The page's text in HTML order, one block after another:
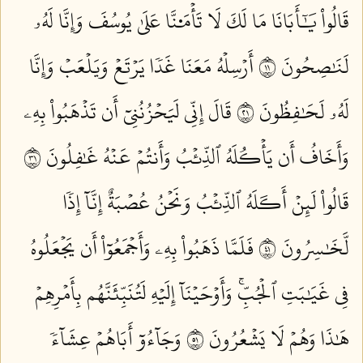
قَالُواْ يَٰٓأَبَانَا مَا لَكَ لَا تَأۡمَ۬نَّا عَلَىٰ يُوسُفَ وَإِنَّا لَهُۥ
لَنَٰصِحُونَ ١١
أَرۡسِلۡهُ مَعَنَا غَدٗا يَرۡتَعۡ وَيَلۡعَبۡ وَإِنَّا
لَهُۥ لَحَٰفِظُونَ ١٢
قَالَ إِنِّي لَيَحۡزُنُنِيٓ أَن تَذۡهَبُواْ بِهِۦ
وَأَخَافُ أَن يَأۡكُلَهُ ٱلذِّئۡبُ وَأَنتُمۡ عَنۡهُ غَٰفِلُونَ ١٣
قَالُواْ لَئِنۡ أَكَلَهُ ٱلذِّئۡبُ وَنَحۡنُ عُصۡبَةٌ إِنَّآ إِذٗا
لَّخَٰسِرُونَ ١٤
فَلَمَّا ذَهَبُواْ بِهِۦ وَأَجۡمَعُوٓاْ أَن يَجۡعَلُوهُ
فِي غَيَٰبَتِ ٱلۡجُبِّۚ وَأَوۡحَيۡنَآ إِلَيۡهِ لَتُنَبِّئَنَّهُم بِأَمۡرِهِمۡ
هَٰذَا وَهُمۡ لَا يَشۡعُرُونَ ١٥
وَجَآءُوٓ أَبَاهُمۡ عِشَآءٗ